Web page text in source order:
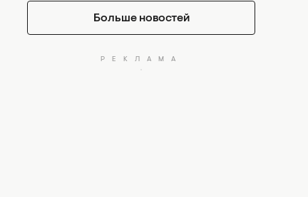
Больше новостей